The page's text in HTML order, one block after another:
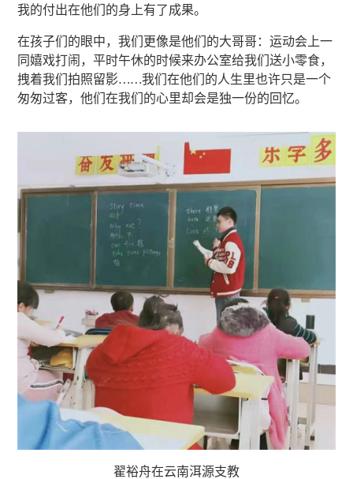
我的付出在他们的身上有了成果。
在孩子们的眼中，我们更像是他们的大哥哥：运动会上一
同嬉戏打闹，平时午休的时候来办公室给我们送小零食，
拽着我们拍照留影……我们在他们的人生里也许只是一个
匆匆过客，他们在我们的心里却会是独一份的回忆。
翟裕舟在云南洱源支教